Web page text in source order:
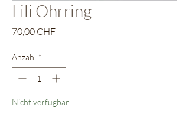
Lili Ohrring
70,00 CHFPreis
Anzahl *
Nicht verfügbar